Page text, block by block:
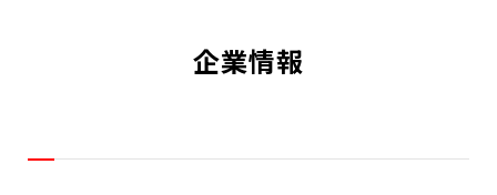
企業情報